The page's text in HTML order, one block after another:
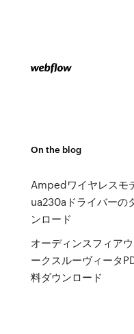
On the blog
Ampedワイヤレスモ
ua230aドライバーの
ンロード
オーディンスフィア
ークスルーヴィータ
料ダウンロード